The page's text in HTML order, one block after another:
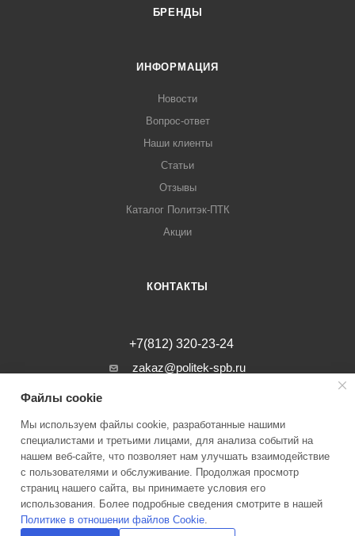
БРЕНДЫ
ИНФОРМАЦИЯ
Новости
Вопрос-ответ
Наши клиенты
Статьи
Отзывы
Каталог Политэк-ПТК
Акции
КОНТАКТЫ
+7(812) 320-23-24
zakaz@politek-spb.ru
г. Санкт-Петербург, Минеральная ул, д.
2026 © Инженерные системы Политэк СПБ Все права защищены
Файлы cookie
Мы используем файлы cookie, разработанные нашими
специалистами и третьими лицами, для анализа событий на
нашем веб-сайте, что позволяет нам улучшать взаимодействие
с пользователями и обслуживание. Продолжая просмотр
страниц нашего сайта, вы принимаете условия его
использования. Более подробные сведения смотрите в нашей
Политике в отношении файлов Cookie.